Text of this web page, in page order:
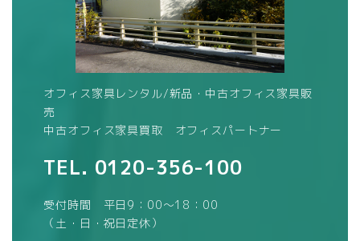
オフィス家具レンタル/新品・中古オフィス家具販
売
中古オフィス家具買取 オフィスパートナー
TEL. 0120-356-100
受付時間 平日9：00～18：00
（土・日・祝日定休）